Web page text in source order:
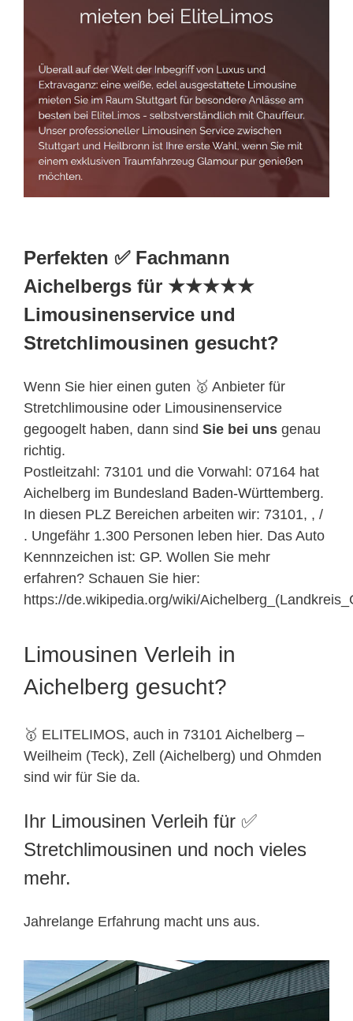
Perfekten ✅ Fachmann
Aichelbergs für ★★★★★
Limousinenservice und
Stretchlimousinen gesucht?
Wenn Sie hier einen guten 🥇 Anbieter für
Stretchlimousine oder Limousinenservice
gegoogelt haben, dann sind Sie bei uns genau
richtig.
Postleitzahl: 73101 und die Vorwahl: 07164 hat
Aichelberg im Bundesland Baden-Württemberg.
In diesen PLZ Bereichen arbeiten wir: 73101, , /
. Ungefähr 1.300 Personen leben hier. Das Auto
Kennnzeichen ist: GP. Wollen Sie mehr
erfahren? Schauen Sie hier:
https://de.wikipedia.org/wiki/
Limousinen Verleih in
Aichelberg gesucht?
🥇 ELITELIMOS, auch in 73101 Aichelberg –
Weilheim (Teck), Zell (Aichelberg) und Ohmden
sind wir für Sie da.
Ihr Limousinen Verleih für ✅
Stretchlimousinen und noch vieles
mehr.
Jahrelange Erfahrung macht uns aus.